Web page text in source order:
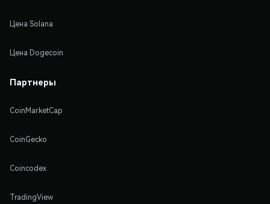
Цена Solana
Цена Dogecoin
Партнеры
CoinMarketCap
CoinGecko
Coincodex
TradingView